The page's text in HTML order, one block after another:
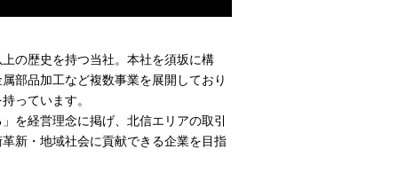
の歴史を持つ当社。本社を須坂に構
部品加工など複数事業を展開しており
っています。
を経営理念に掲げ、北信エリアの取引
新・地域社会に貢献できる企業を目指